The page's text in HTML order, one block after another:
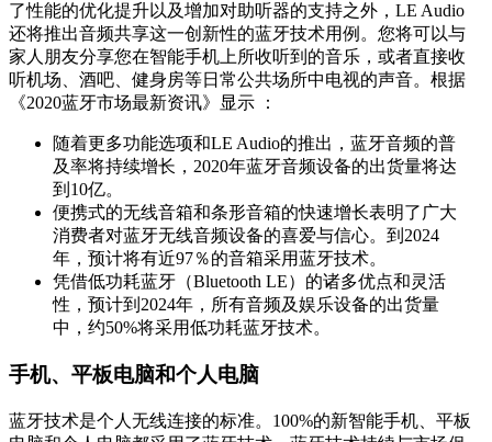
了性能的优化提升以及增加对助听器的支持之外，LE Audio
还将推出音频共享这一创新性的蓝牙技术用例。您将可以与
家人朋友分享您在智能手机上所收听到的音乐，或者直接收
听机场、酒吧、健身房等日常公共场所中电视的声音。根据
《2020蓝牙市场最新资讯》显示 ：
随着更多功能选项和LE Audio的推出，蓝牙音频的普
及率将持续增长，2020年蓝牙音频设备的出货量将达
到10亿。
便携式的无线音箱和条形音箱的快速增长表明了广大
消费者对蓝牙无线音频设备的喜爱与信心。到2024
年，预计将有近97％的音箱采用蓝牙技术。
凭借低功耗蓝牙（Bluetooth LE）的诸多优点和灵活
性，预计到2024年，所有音频及娱乐设备的出货量
中，约50%将采用低功耗蓝牙技术。
手机、平板电脑和个人电脑
蓝牙技术是个人无线连接的标准。100%的新智能手机、平板